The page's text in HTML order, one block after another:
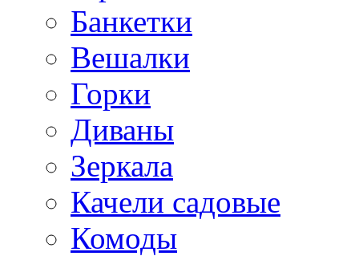
Банкетки
Вешалки
Горки
Диваны
Зеркала
Качели садовые
Комоды